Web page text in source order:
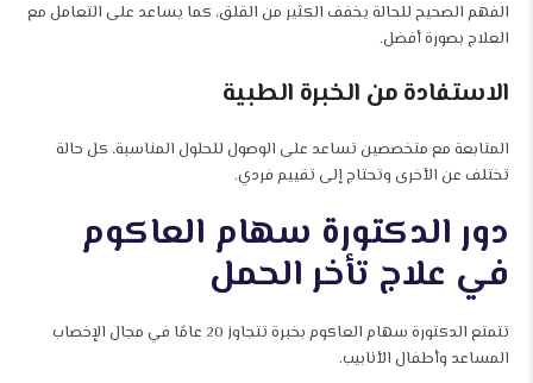
الفهم الصحيح للحالة يخفف الكثير من القلق، كما يساعد على التعامل مع
العلاج بصورة أفضل.
الاستفادة من الخبرة الطبية
المتابعة مع متخصصين تساعد على الوصول للحلول المناسبة، كل حالة
تختلف عن الأخرى وتحتاج إلى تقييم فردي.
دور الدكتورة سهام العاكوم
في علاج تأخر الحمل
تتمتع الدكتورة سهام العاكوم بخبرة تتجاوز 20 عامًا في مجال الإخصاب
المساعد وأطفال الأنابيب.